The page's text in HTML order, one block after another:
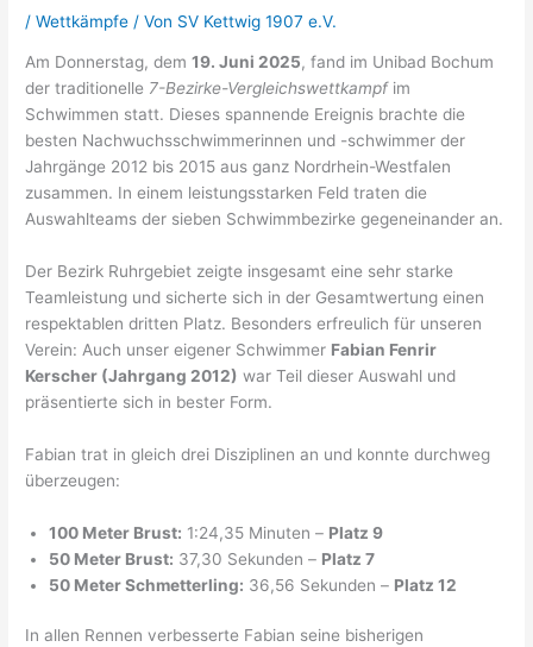
/Wettkämpfe / Von SV Kettwig 1907 e.V.
Am Donnerstag, dem19. Juni 2025, fand im Unibad Bochum
der traditionelle 7-Bezirke-Vergleichswettkampfim
Schwimmen statt. Dieses spannende Ereignis brachte die
besten Nachwuchsschwimmerinnen und -schwimmer der
Jahrgänge 2012 bis 2015 aus ganz Nordrhein-Westfalen
zusammen. In einem leistungsstarken Feld traten die
Auswahlteams der sieben Schwimmbezirke gegeneinander an.
Der Bezirk Ruhrgebiet zeigte insgesamt eine sehr starke
Teamleistung und sicherte sich in der Gesamtwertung einen
respektablen dritten Platz. Besonders erfreulich für unseren
Verein: Auch unser eigener Schwimmer Fabian Fenrir
Kerscher (Jahrgang 2012) war Teil dieser Auswahl und
präsentierte sich in bester Form.
Fabian trat in gleich drei Disziplinen an und konnte durchweg
überzeugen:
100 Meter Brust: 1:24,35 Minuten – Platz 9
50 Meter Brust: 37,30 Sekunden – Platz 7
50 Meter Schmetterling: 36,56 Sekunden – Platz 12
In allen Rennen verbesserte Fabian seine bisherigen